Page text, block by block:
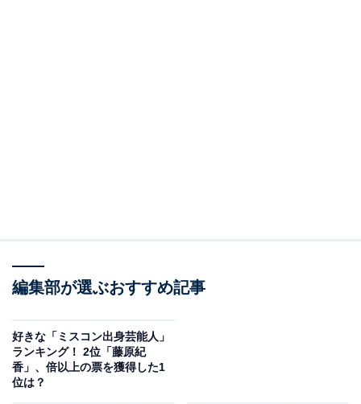
編集部が選ぶおすすめ記事
好きな「ミスコン出身芸能人」
ランキング！ 2位「藤原紀
香」、倍以上の票を獲得した1
位は？